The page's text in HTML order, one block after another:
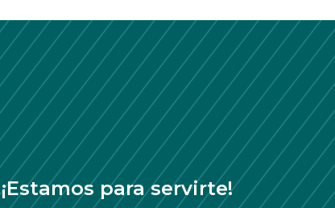
¡Estamos para servirte!